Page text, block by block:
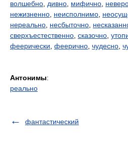
волшебно дивно мифично
нежизненно неисполнимо
нереально несбыточно
сверхъестественно сказочно
феерически феерично чудесно
Антонимы:
реально
фантастический